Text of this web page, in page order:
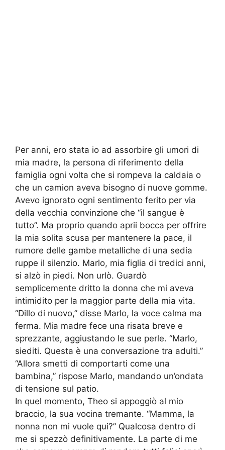
Per anni, ero stata io ad assorbire gli umori di
mia madre, la persona di riferimento della
famiglia ogni volta che si rompeva la caldaia o
che un camion aveva bisogno di nuove gomme.
Avevo ignorato ogni sentimento ferito per via
della vecchia convinzione che “il sangue è
tutto”. Ma proprio quando aprii bocca per offrire
la mia solita scusa per mantenere la pace, il
rumore delle gambe metalliche di una sedia
ruppe il silenzio. Marlo, mia figlia di tredici anni,
si alzò in piedi. Non urlò. Guardò
semplicemente dritto la donna che mi aveva
intimidito per la maggior parte della mia vita.
“Dillo di nuovo,” disse Marlo, la voce calma ma
ferma. Mia madre fece una risata breve e
sprezzante, aggiustando le sue perle. “Marlo,
siediti. Questa è una conversazione tra adulti.”
“Allora smetti di comportarti come una
bambina,” rispose Marlo, mandando un’ondata
di tensione sul patio.
In quel momento, Theo si appoggiò al mio
braccio, la sua vocina tremante. “Mamma, la
nonna non mi vuole qui?” Qualcosa dentro di
me si spezzò definitivamente. La parte di me